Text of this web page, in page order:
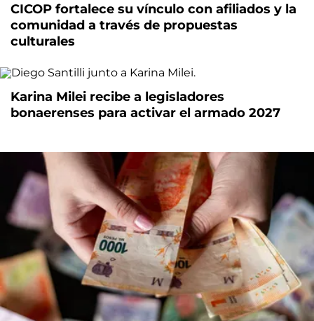
CICOP fortalece su vínculo con afiliados y la
comunidad a través de propuestas
culturales
Karina Milei recibe a legisladores
bonaerenses para activar el armado 2027